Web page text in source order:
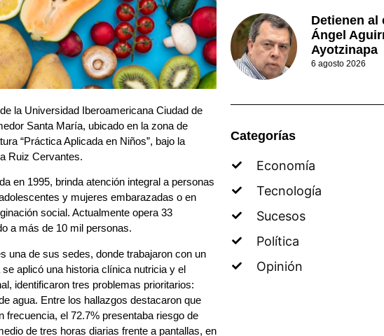
la Universidad Iberoamericana Ciudad de
Santa María, ubicado en la zona de
“Práctica Aplicada en Niños”, bajo la
Ruiz Cervantes.
en 1995, brinda atención integral a personas
y mujeres embarazadas o en
social. Actualmente opera 33
a más de 10 mil personas.
una de sus sedes, donde trabajaron con un
aplicó una historia clínica nutricia y el
identificaron tres problemas prioritarios:
agua. Entre los hallazgos destacaron que
el 72.7% presentaba riesgo de
de tres horas diarias frente a pantallas, en
Detienen al
Ángel
Ayotzinapa
6 agosto 2026
Categorías
Economía
Tecnología
Sucesos
Política
Opinión